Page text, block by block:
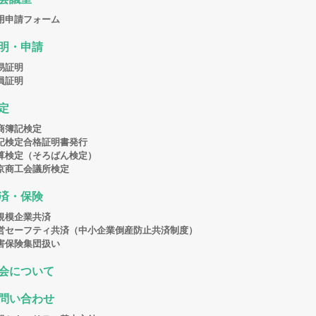
申請フォーム
・申請
証明
証明
簿記検定
検定合格証明書発行
検定（そろばん検定）
商工会議所検定
・保険
模企業共済
セーフティ共済（中小企業倒産防止共済制度）
保険集団扱い
について
い合わせ